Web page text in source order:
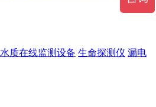
水质在线监测设备 生命探测仪 漏电